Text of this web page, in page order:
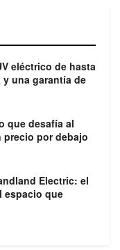
eléctrico de hasta
y una garantía de
que desafía al
precio por debajo
Electric: el
espacio que